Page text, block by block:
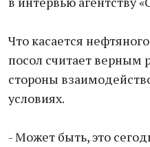
Что касается
посол считает верным
стороны
условиях.
- Может быть, это